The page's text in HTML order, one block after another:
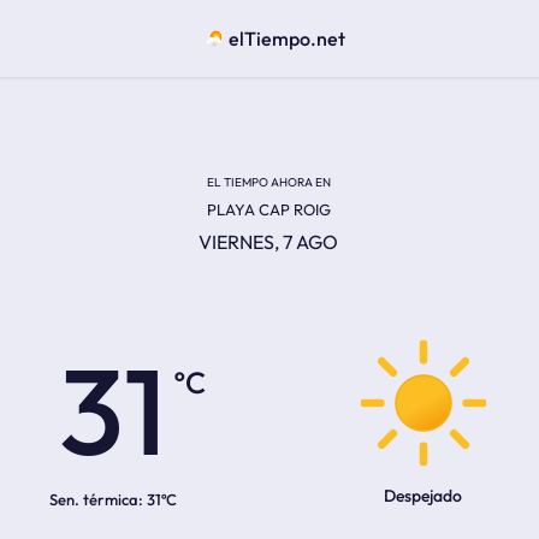
elTiempo.net
EL TIEMPO AHORA EN
PLAYA CAP ROIG
VIERNES, 7 AGO
31
Sen. térmica: 31ºC Despejado